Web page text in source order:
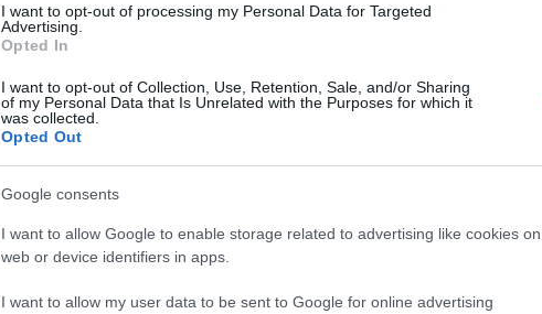
I want to opt-out of processing my Personal Data for Targeted
Advertising.
Opted In
I want to opt-out of Collection, Use, Retention, Sale, and/or Sharing
of my Personal Data that Is Unrelated with the Purposes for which it
was collected.
Opted Out
Google consents
I want to allow Google to enable storage related to advertising like cookies on
web or device identifiers in apps.
I want to allow my user data to be sent to Google for online advertising